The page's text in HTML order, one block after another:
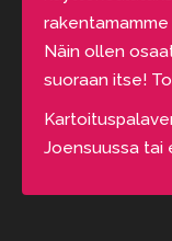
Näin ollen
suoraan itse!
Joensuussa tai